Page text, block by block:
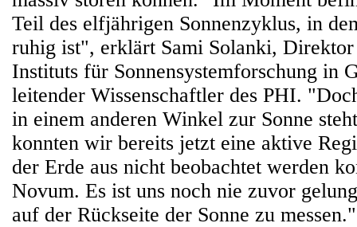
Teil des elfjährigen Sonnenzyklus, in
ruhig ist", erklärt Sami Solanki,
Instituts für Sonnensystemforschung in
leitender Wissenschaftler des PHI.
in einem anderen Winkel zur Sonne
konnten wir bereits jetzt eine aktive
der Erde aus nicht beobachtet werden
Novum. Es ist uns noch nie zuvor
auf der Rückseite der Sonne zu messen."